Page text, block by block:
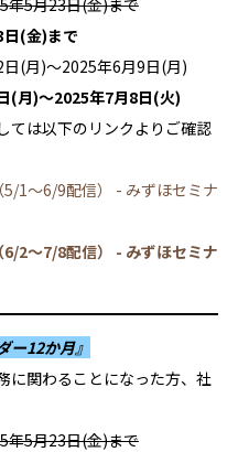
年5月23日(金)まで
(金)まで
(月)～2025年6月9日(月)
(月)～2025年7月8日(火)
ては以下のリンクよりご確認
1～6/9配信） - みずほセミナ
2～7/8配信） - みずほセミナ
ー12か月』
関わることになった方、社
年5月23日(金)まで